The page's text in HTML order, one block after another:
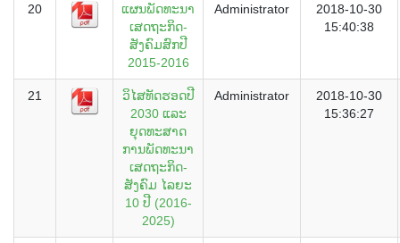
20
ແຜນພັດທະນາ
ເສດຖະກິດ-
ສັງຄົມສົກປີ
2015-2016
Administrator
2018-10-30
15:40:38
21
ວິໄສທັດຮອດປີ
2030 ແລະ
ຍຸດທະສາດ
ການພັດທະນາ
ເສດຖະກິດ-
ສັງຄົມ ໄລຍະ
10 ປີ (2016-
2025)
Administrator
2018-10-30
15:36:27